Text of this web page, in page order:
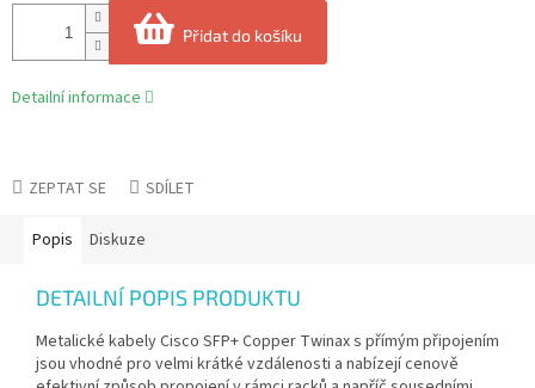
Přidat do košíku
Detailní informace
ZEPTAT SE SDÍLET
Popis Diskuze
DETAILNÍ POPIS PRODUKTU
Metalické kabely Cisco SFP+ Copper Twinax s přímým připojením
jsou vhodné pro velmi krátké vzdálenosti a nabízejí cenově